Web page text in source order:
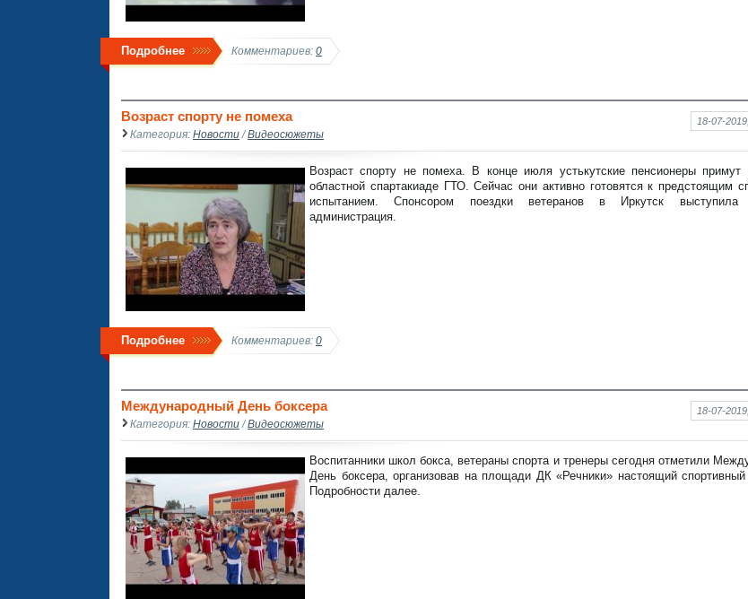
Подробнее Комментариев: 0
18-07-
Возраст спорту не помеха
Категория: Новости /Видеосюжеты
Возраст спорту не помеха. В конце июля устькутские пенсионеры примут
областной спартакиаде ГТО. Сейчас они активно готовятся к предстоящим
испытанием. Спонсором поездки ветеранов в Иркутск выступила
администрация.
Подробнее Комментариев: 0
18-07-
Международный День боксера
Категория: Новости /Видеосюжеты
Воспитанники школ бокса, ветераны спорта и тренеры сегодня отметили
День боксера, организовав на площади ДК «Речники» настоящий спортивный
Подробности далее.